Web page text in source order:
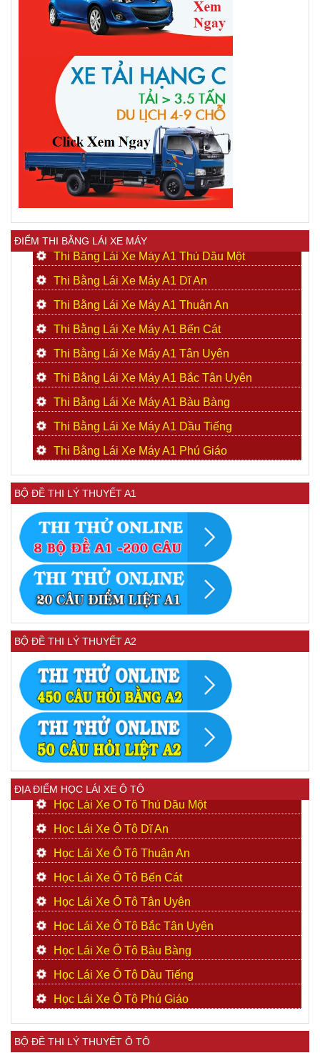
ĐIỂM THI BẰNG LÁI XE MÁY
Thi Bằng Lái Xe Máy A1 Thủ Dầu Một
Thi Bằng Lái Xe Máy A1 Dĩ An
Thi Bằng Lái Xe Máy A1 Thuận An
Thi Bằng Lái Xe Máy A1 Bến Cát
Thi Bằng Lái Xe Máy A1 Tân Uyên
Thi Bằng Lái Xe Máy A1 Bắc Tân Uyên
Thi Bằng Lái Xe Máy A1 Bàu Bàng
Thi Bằng Lái Xe Máy A1 Dầu Tiếng
Thi Bằng Lái Xe Máy A1 Phú Giáo
BỘ ĐỀ THI LÝ THUYẾT A1
BỘ ĐỀ THI LÝ THUYẾT A2
ĐỊA ĐIỂM HỌC LÁI XE Ô TÔ
Học Lái Xe Ô Tô Thủ Dầu Một
Học Lái Xe Ô Tô Dĩ An
Học Lái Xe Ô Tô Thuận An
Học Lái Xe Ô Tô Bến Cát
Học Lái Xe Ô Tô Tân Uyên
Học Lái Xe Ô Tô Bắc Tân Uyên
Học Lái Xe Ô Tô Bàu Bàng
Học Lái Xe Ô Tô Dầu Tiếng
Học Lái Xe Ô Tô Phú Giáo
BỘ ĐỀ THI LÝ THUYẾT Ô TÔ